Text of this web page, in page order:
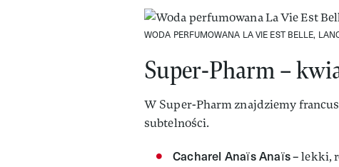
WODA PERFUMOWANA LA VIE EST BELLE,
Super-Pharm –
W Super-Pharm znajdziemy
subtelności.
Cacharel Anaïs Anaïs– lekki,